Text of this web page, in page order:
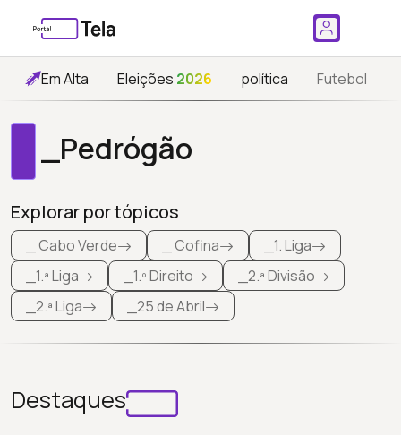
Em Alta Eleições 2026 política Futebol
_Pedrógão
Explorar por tópicos
_ Cabo Verde _ Cofina
_1. Liga
_1.ª Liga
_1.º Direito
_2.ª Divisão
_2.ª Liga
_25 de Abril
Destaques